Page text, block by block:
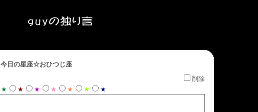
今日の星座☆おひつじ座
削除
★ ★ ★ ★ ★ ★ ★